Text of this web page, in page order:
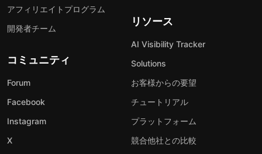
アフィリエイトプログラム
開発者チーム
コミュニティ
Forum
Facebook
Instagram
X
リソース
AI Visibility Tracker
Solutions
お客様からの要望
チュートリアル
プラットフォーム
競合他社との比較